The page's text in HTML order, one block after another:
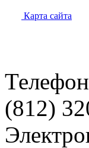
Карта сайта
(812)